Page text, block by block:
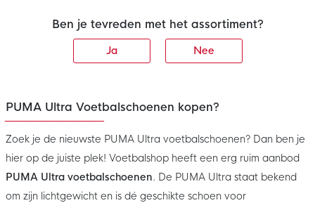
Ben je tevreden met het assortiment?
Ja Nee
PUMA Ultra Voetbalschoenen kopen?
Zoek je de nieuwste PUMA Ultra voetbalschoenen? Dan ben je
hier op de juiste plek! Voetbalshop heeft een erg ruim aanbod
PUMA Ultra voetbalschoenen. De PUMA Ultra staat bekend
om zijn lichtgewicht en is dé geschikte schoen voor